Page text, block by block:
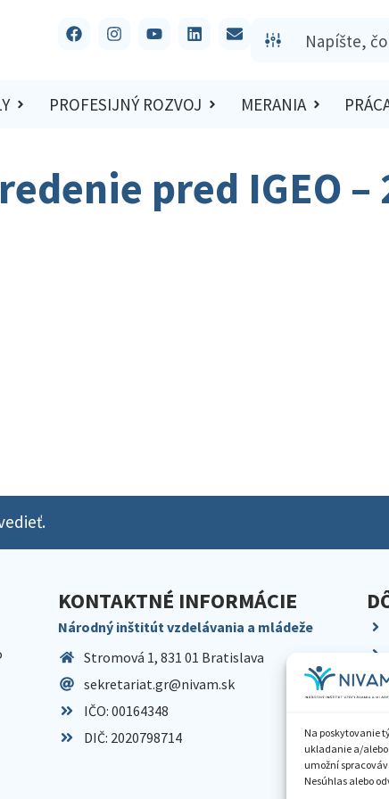
Na poskytovanie
ukladanie a/
umožní
Nesúhlas alebo
PROFESIJNÝ ROZVOJ MERANIA
pred IGEO –
KONTAKTNÉ INFORMÁCIE
Národný inštitút vzdelávania a mládeže
Stromová 1, 831 01 Bratislava
sekretariat.gr@nivam.sk
IČO: 00164348
DIČ: 2020798714